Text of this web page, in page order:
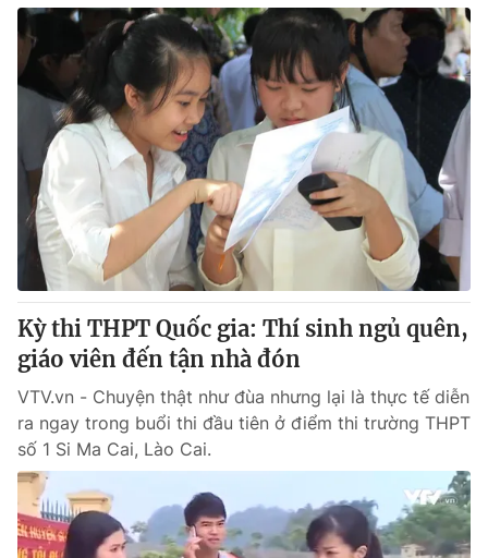
Kỳ thi THPT Quốc gia: Thí sinh ngủ quên,
giáo viên đến tận nhà đón
VTV.vn - Chuyện thật như đùa nhưng lại là thực tế diễn
ra ngay trong buổi thi đầu tiên ở điểm thi trường THPT
số 1 Si Ma Cai, Lào Cai.